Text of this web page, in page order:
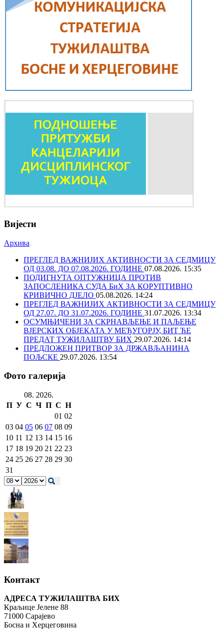
Вијести
Архива
ПРЕГЛЕД ВАЖНИЈИХ АКТИВНОСТИ ЗА СЕДМИЦУ
ОД 03.08. ДО 07.08.2026. ГОДИНЕ 07.08.2026. 15:35
ПОДИГНУТА ОПТУЖНИЦА ПРОТИВ
ЗАПОСЛЕНИКА СУДА БиХ ЗА КОРУПТИВНО
КРИВИЧНО ДЈЕЛО 05.08.2026. 14:24
ПРЕГЛЕД ВАЖНИЈИХ АКТИВНОСТИ ЗА СЕДМИЦУ
ОД 27.07. ДО 31.07.2026. ГОДИНЕ 31.07.2026. 13:34
ОСУМЊИЧЕНИ ЗА СКРНАВЉЕЊЕ И ПАЉЕЊЕ
ВЈЕРСКИХ ОБЈЕКАТА У МЕЂУГОРЈУ, БИТ ЋЕ
ПРЕДАТ ТУЖИЛАШТВУ БИХ 29.07.2026. 14:14
ПРЕДЛОЖЕН ПРИТВОР ЗА ДРЖАВЉАНИНА
ПОЉСКЕ 29.07.2026. 13:54
Фото галерија
08. 2026.
П У С Ч П С Н
01 02
03 04 05 06 07 08 09
10 11 12 13 14 15 16
17 18 19 20 21 22 23
24 25 26 27 28 29 30
31
Контакт
АДРЕСА ТУЖИЛАШТВА БИХ
Краљице Јелене 88
71000 Сарајево
Босна и Херцеговина